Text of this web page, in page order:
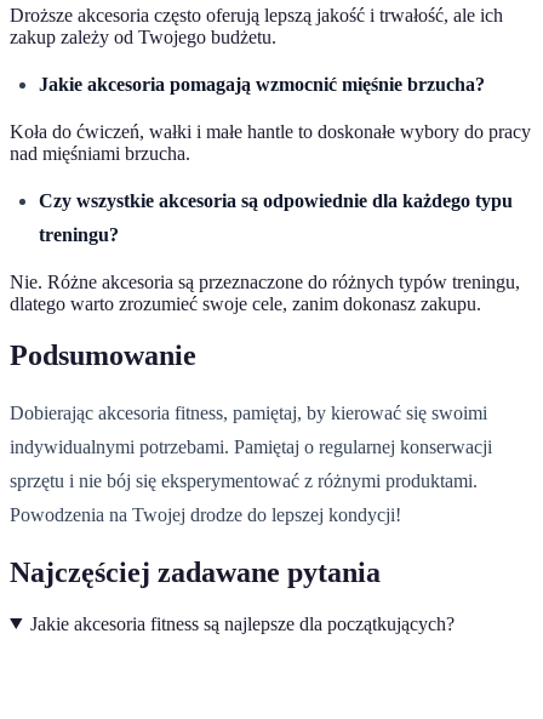
Droższe akcesoria często oferują lepszą jakość i trwałość, ale ich
zakup zależy od Twojego budżetu.
Jakie akcesoria pomagają wzmocnić mięśnie brzucha?
Koła do ćwiczeń, wałki i małe hantle to doskonałe wybory do pracy
nad mięśniami brzucha.
Czy wszystkie akcesoria są odpowiednie dla każdego typu
treningu?
Nie. Różne akcesoria są przeznaczone do różnych typów treningu,
dlatego warto zrozumieć swoje cele, zanim dokonasz zakupu.
Podsumowanie
Dobierając akcesoria fitness, pamiętaj, by kierować się swoimi
indywidualnymi potrzebami. Pamiętaj o regularnej konserwacji
sprzętu i nie bój się eksperymentować z różnymi produktami.
Powodzenia na Twojej drodze do lepszej kondycji!
Najczęściej zadawane pytania
Jakie akcesoria fitness są najlepsze dla początkujących?